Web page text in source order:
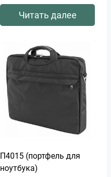
Читать далее
П4015 (портфель для
ноутбука)